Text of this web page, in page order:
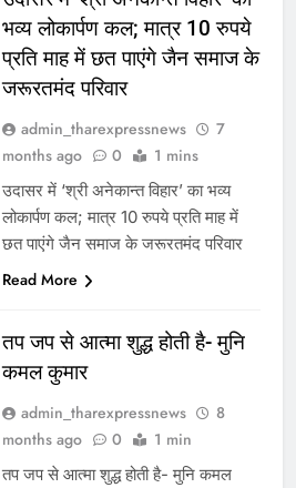
भव्य लोकार्पण कल; मात्र 10 रुपये
प्रति माह में छत पाएंगे जैन समाज के
जरूरतमंद परिवार
admin_tharexpressnews
7
months ago
0 1 mins
उदासर में ‘श्री अनेकान्त विहार’ का भव्य
लोकार्पण कल; मात्र 10 रुपये प्रति माह में
छत पाएंगे जैन समाज के जरूरतमंद परिवार
Read More
तप जप से आत्मा शुद्ध होती है- मुनि
कमल कुमार
admin_tharexpressnews
8
months ago
0 1 min
तप जप से आत्मा शुद्ध होती है- मुनि कमल